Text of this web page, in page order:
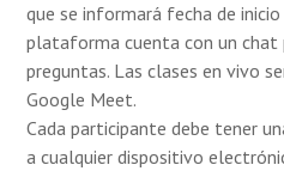
que se informará fecha de
plataforma cuenta con un chat
preguntas. Las clases en vivo
Google Meet.
Cada participante debe tener
a cualquier dispositivo